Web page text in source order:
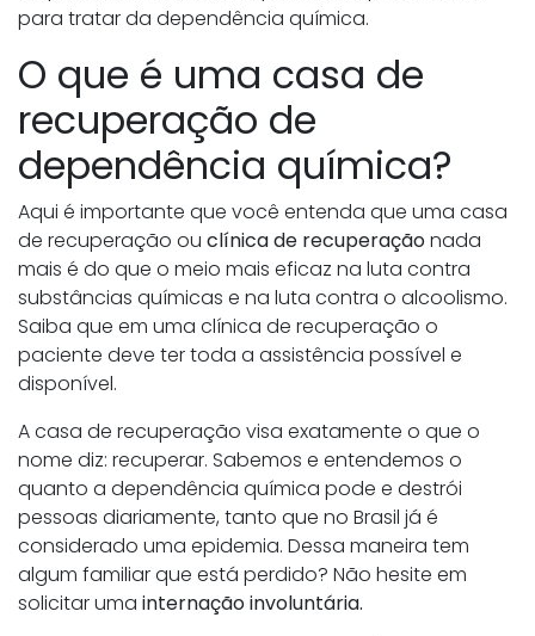
para tratar da dependência química.
O que é uma casa de
recuperação de
dependência química?
Aqui é importante que você entenda que uma casa
de recuperação ou clínica de recuperaçãonada
mais é do que o meio mais eficaz na luta contra
substâncias químicas e na luta contra o alcoolismo.
Saiba que em uma clínica de recuperação o
paciente deve ter toda a assistência possível e
disponível.
A casa de recuperação visa exatamente o que o
nome diz: recuperar. Sabemos e entendemos o
quanto a dependência química pode e destrói
pessoas diariamente, tanto que no Brasil já é
considerado uma epidemia. Dessa maneira tem
algum familiar que está perdido? Não hesite em
solicitar uma internação involuntária.